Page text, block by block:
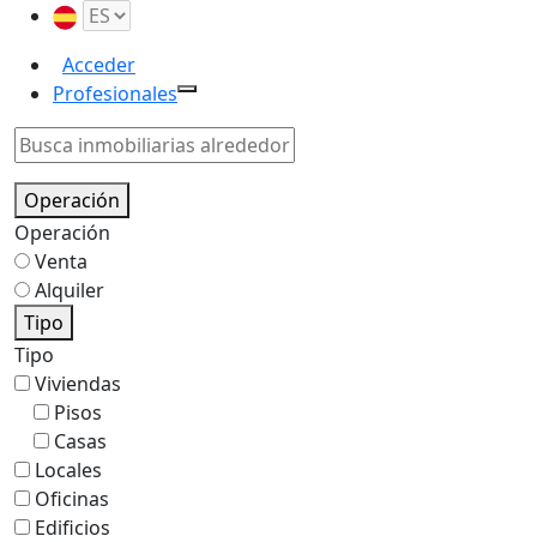
Acceder
Profesionales
Operación
Operación
Venta
Alquiler
Tipo
Tipo
Viviendas
Pisos
Casas
Locales
Oficinas
Edificios